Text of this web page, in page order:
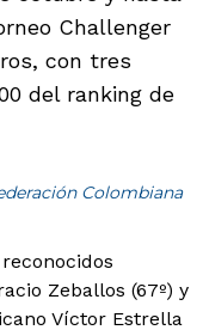
Challenger
con tres
del ranking de
Colombiana
Zeballos (67º) y
Víctor Estrella